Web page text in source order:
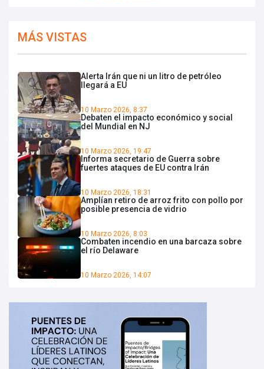
MÁS VISTAS
Alerta Irán que ni un litro de petróleo
llegará a EU
10 Marzo 2026, 8:37
Debaten el impacto económico y social
del Mundial en NJ
10 Marzo 2026, 19:47
Informa secretario de Guerra sobre
fuertes ataques de EU contra Irán
10 Marzo 2026, 18:31
Amplían retiro de arroz frito con pollo por
posible presencia de vidrio
10 Marzo 2026, 8:03
Combaten incendio en una barcaza sobre
el río Delaware
10 Marzo 2026, 14:07